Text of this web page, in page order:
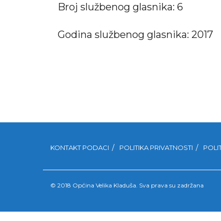
Broj službenog glasnika: 6
Godina službenog glasnika: 2017
KONTAKT PODACI POLITIKA PRIVATNOSTI
© 2018 Općina Velika Kladuša. Sva prava su zadržana